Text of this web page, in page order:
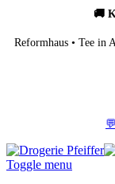
🚚
Reformhaus • Tee in
Toggle menu